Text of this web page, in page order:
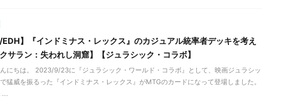
/EDH】『インドミナス・レックス』のカジュアル統率者デッキを考え
サラン：失われし洞窟】【ジュラシック・コラボ】
にちは。 2023/9/23に『ジュラシック・ワールド・コラボ』として、映画ジュラシッ
猛威を振るった『インドミナス・レックス』がMTGのカードになって登場しました。
...